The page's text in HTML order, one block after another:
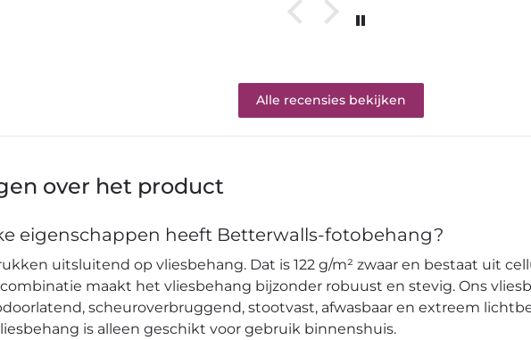
Alle recensies bekijken
over het product
eigenschappen heeft Betterwalls-fotobehang?
uitsluitend op vliesbehang. Dat is 122 g/m² zwaar en bestaat uit
maakt het vliesbehang bijzonder robuust en stevig. Ons
scheuroverbruggend, stootvast, afwasbaar en extreem
is alleen geschikt voor gebruik binnenshuis.